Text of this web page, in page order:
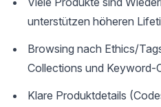
unterstützen höheren
Browsing nach Ethics/
Collections und Keyword-
Klare Produktdetails